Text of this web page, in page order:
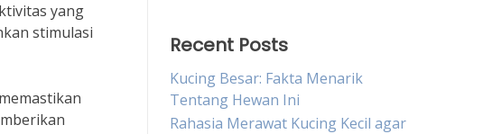
yang
stimulasi
Recent Posts
Kucing Besar: Fakta Menarik
Tentang Hewan Ini
Rahasia Merawat Kucing Kecil agar